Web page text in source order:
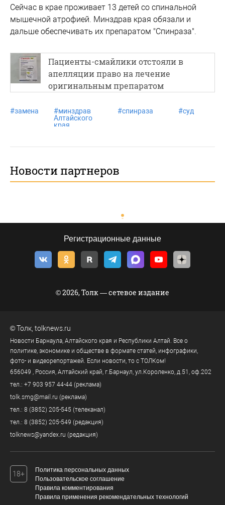
Сейчас в крае проживает 13 детей со спинальной
мышечной атрофией. Минздрав края обязали и
дальше обеспечивать их препаратом "Спинраза".
Пациенты-смайлики отстояли в
апелляции право на лечение
оригинальным препаратом
#замена #минздрав
Алтайского
края
#спинраза #суд
Новости партнеров
Регистрационные данные
© 2026, Толк — сетевое издание
©Толк tolknews.ru
Новости Барнаула, Алтайского края и Республики Алтай. Все о
политике, экономике и обществе в формате статей, инфографики,
фото- и видеорепортажей. Если новости, то с ТОЛКом!
656049
, Россия, Алтайский край, г. Барнаул ул.Короленко, д.51, оф.202
тел.: +7 903 957 44-44 (реклама)
tolk.smg@mail.ru (реклама)
тел.: 8 (3852) 205-545 (телеканал)
тел.: 8 (3852) 205-549 (редакция)
tolknews@yandex.ru (редакция)
18+
Политика персональных данных
Пользовательское соглашение
Правила комментирования
Правила применения рекомендательных технологий